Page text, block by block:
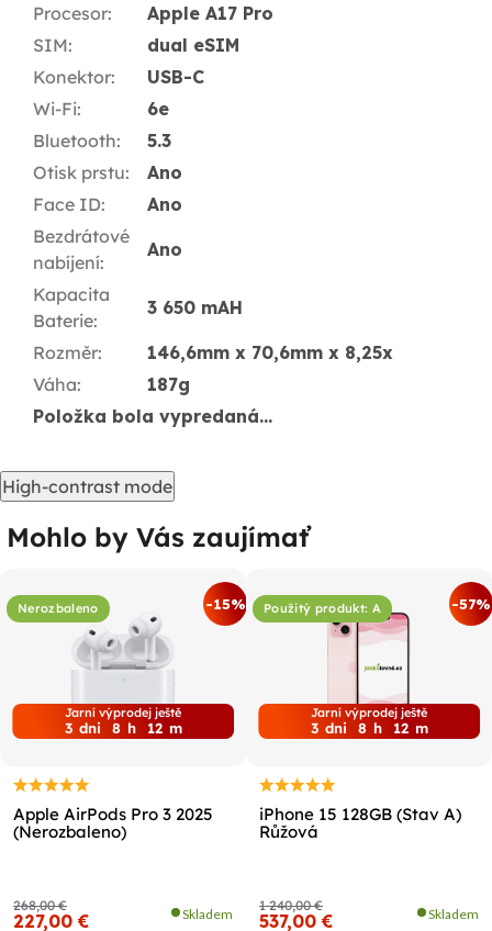
Procesor:
Apple A17 Pro
SIM:
dual eSIM
Konektor:
USB-C
Wi-Fi:
6e
Bluetooth:
5.3
Otisk prstu:
Ano
Face ID:
Ano
Bezdrátové
nabíjení:
Ano
Kapacita
Baterie:
3 650 mAH
Rozměr:
146,6mm x 70,6mm x 8,25x
Váha:
187g
Položka bola vypredaná…
High-contrast mode
Mohlo by Vás zaujímať
Nerozbaleno -15%
Jarní výprodej ještě
3 dni 8 h 12 m
Apple AirPods Pro 3 2025
(Nerozbaleno)
268,00 €
227,00 € Skladem
Použitý produkt: A -57%
Jarní výprodej ještě
3 dni 8 h 12 m
iPhone 15 128GB (Stav A)
Růžová
1 240,00 €
537,00 € Skladem